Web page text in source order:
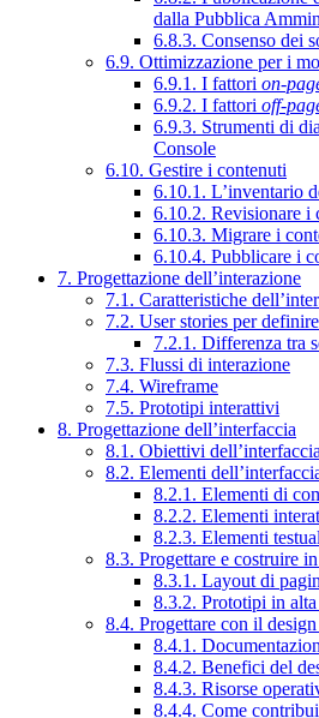
dalla Pubblica
6.8.3. Consenso dei
6.9. Ottimizzazione per i
6.9.1. I fattori on-
6.9.2. I fattori off-
6.9.3. Strumenti di
Console
6.10. Gestire i contenuti
6.10.1. L’inventario
6.10.2. Revisionare i
6.10.3. Migrare i
6.10.4. Pubblicare i
7. Progettazione dell’interazione
7.1. Caratteristiche
7.2. User stories per
7.2.1. Differenza tra
7.3. Flussi di interazione
7.4. Wireframe
7.5. Prototipi interattivi
8. Progettazione dell’interfaccia
8.1. Obiettivi dell’interfaccia
8.2. Elementi
8.2.1. Elementi di
8.2.2. Elementi
8.2.3. Elementi
8.3. Progettare e costruire
8.3.1. Layout di
8.3.2. Prototipi in alta
8.4. Progettare con il
8.4.1.
8.4.2. Benefici del
8.4.3. Risorse
8.4.4. Come